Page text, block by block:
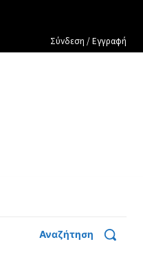
Σύνδεση / Εγγραφή
Αναζήτηση